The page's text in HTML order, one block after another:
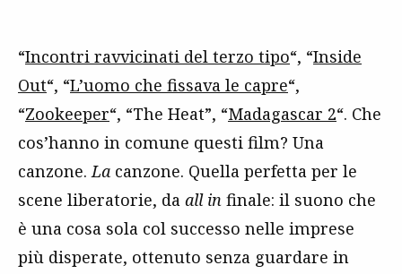
“Incontri ravvicinati del terzo tipo“, “Inside
Out“, “L’uomo che fissava le capre“,
“Zookeeper“, “The Heat”, “Madagascar 2“. Che
cos’hanno in comune questi film? Una
canzone.La canzone. Quella perfetta per le
scene liberatorie, da all in finale: il suono che
è una cosa sola col successo nelle imprese
più disperate, ottenuto senza guardare in